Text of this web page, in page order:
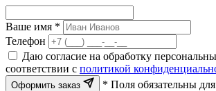
Ваше имя *
Телефон
Даю согласие на обработку
соответствии с политикой
Оформить заказ
* Поля обязательны